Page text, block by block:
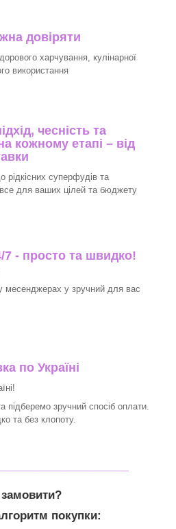
довіряти
харчування, кулінарної
використання
чесність та
кожному етапі – від
рідкісних суперфудів та
для ваших цілей та бюджету
7 - просто та швидко!
месенджерах у зручний для вас
по Україні
підберемо зручний спосіб оплати.
та без клопоту.
покупки: